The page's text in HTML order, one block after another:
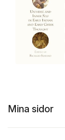
Mina sidor